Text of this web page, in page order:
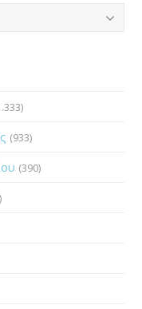
(933)
(390)